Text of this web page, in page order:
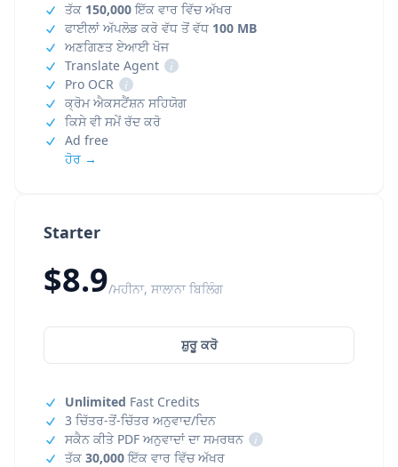
Starter
$8.9/ਮਹੀਨਾ, ਸਾਲਾਨਾ ਬਿਲਿੰਗ
ਸ਼ੁਰੂ ਕਰੋ
Unlimited Fast Credits
3 ਚਿੱਤਰ-ਤੋਂ-ਚਿੱਤਰ ਅਨੁਵਾਦ/ਦਿਨ
ਸਕੈਨ ਕੀਤੇ PDF ਅਨੁਵਾਦਾਂ ਦਾ ਸਮਰਥਨ
i
ਤੱਕ 30,000ਇੱਕ ਵਾਰ ਵਿੱਚ ਅੱਖਰ
ਤੱਕ 150,000ਇੱਕ ਵਾਰ ਵਿੱਚ ਅੱਖਰ
ਫਾਈਲਾਂ ਅੱਪਲੋਡ ਕਰੋ ਵੱਧ ਤੋਂ ਵੱਧ 100 MB
ਅਣਗਿਣਤ ਏਆਈ ਖੋਜ
Translate Agent
i
Pro OCR
i
ਕ੍ਰੋਮ ਐਕਸਟੈਂਸ਼ਨ ਸਹਿਯੋਗ
ਕਿਸੇ ਵੀ ਸਮੇਂ ਰੱਦ ਕਰੋ
Ad free
ਹੋਰ →